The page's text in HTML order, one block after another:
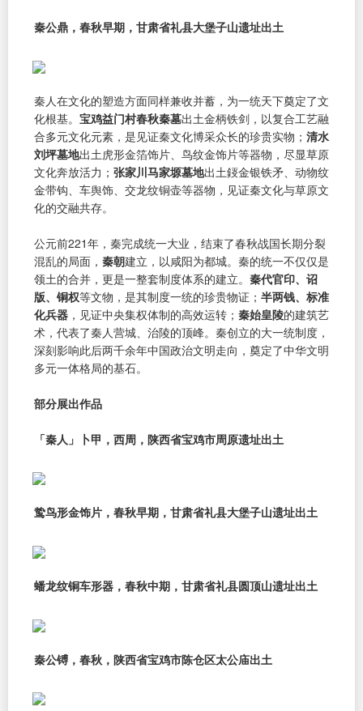
秦公鼎，春秋早期，甘肃省礼县大堡子山遗址出土
秦人在文化的塑造方面同样兼收并蓄，为一统天下奠定了文
化根基。 宝鸡益门村春秋秦墓出土金柄铁剑，以复合工艺融
合多元文化元素，是见证秦文化博采众长的珍贵实物； 清水
刘坪墓地出土虎形金箔饰片、鸟纹金饰片等器物，尽显草原
文化奔放活力； 张家川马家塬墓地出土鋄金银铁矛、动物纹
金带钩、车舆饰、交龙纹铜壶等器物，见证秦文化与草原文
化的交融共存。
公元前221年，秦完成统一大业，结束了春秋战国长期分裂
混乱的局面， 秦朝建立，以咸阳为都城。秦的统一不仅仅是
领土的合并，更是一整套制度体系的建立。 秦代官印、诏
版、铜权等文物，是其制度一统的珍贵物证； 半两钱、标准
化兵器 ，见证中央集权体制的高效运转； 秦始皇陵的建筑艺
术，代表了秦人营城、治陵的顶峰。秦创立的大一统制度，
深刻影响此后两千余年中国政治文明走向，奠定了中华文明
多元一体格局的基石。
部分展出作品
「秦人」卜甲，西周，陕西省宝鸡市周原遗址出土
鸷鸟形金饰片，春秋早期，甘肃省礼县大堡子山遗址出土
蟠龙纹铜车形器，春秋中期，甘肃省礼县圆顶山遗址出土
秦公镈，春秋，陕西省宝鸡市陈仓区太公庙出土